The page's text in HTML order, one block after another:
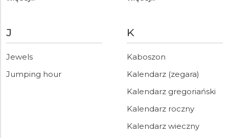
J
Jewels
Jumping hour
K
Kaboszon
Kalendarz (zegara)
Kalendarz gregoriański
Kalendarz roczny
Kalendarz wieczny